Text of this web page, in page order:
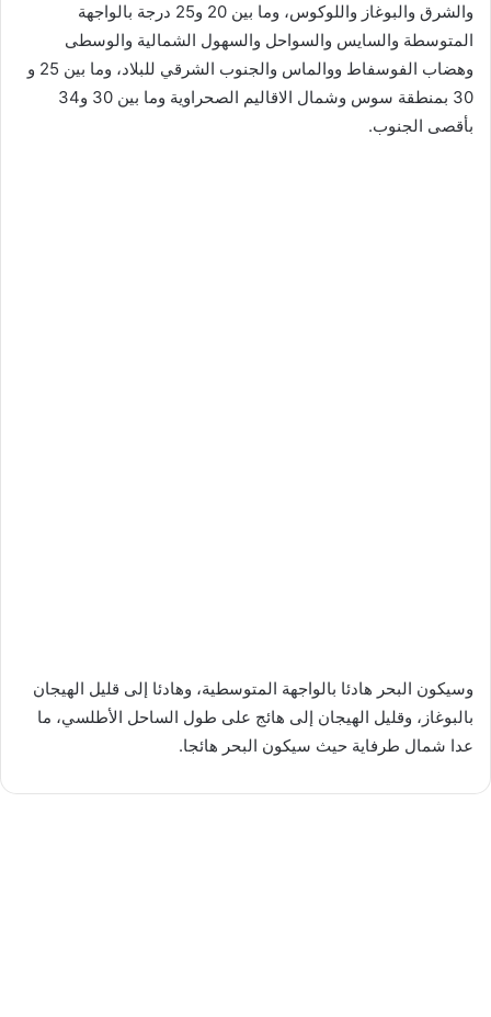
والشرق والبوغاز واللوكوس، وما بين 20 و25 درجة بالواجهة
المتوسطة والسايس والسواحل والسهول الشمالية والوسطى
وهضاب الفوسفاط ووالماس والجنوب الشرقي للبلاد، وما بين 25 و
30 بمنطقة سوس وشمال الاقاليم الصحراوية وما بين 30 و34
بأقصى الجنوب.
وسيكون البحر هادئا بالواجهة المتوسطية، وهادئا إلى قليل الهيجان
بالبوغاز، وقليل الهيجان إلى هائج على طول الساحل الأطلسي، ما
عدا شمال طرفاية حيث سيكون البحر هائجا.